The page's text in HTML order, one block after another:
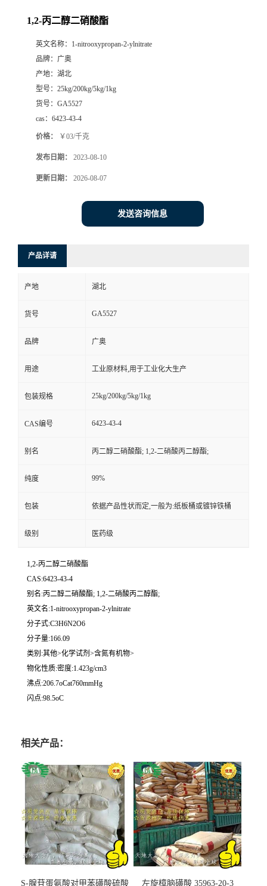
1,2-丙二醇二硝酸酯
英文名称： 1-nitrooxypropan-2-ylnitrate
品牌： 广奥
产地： 湖北
型号： 25kg/200kg/5kg/1kg
货号： GA5527
cas： 6423-43-4
价格： ￥03/千克
发布日期： 2023-08-10
更新日期： 2026-08-07
发送咨询信息
产品详请
产地 湖北
货号 GA5527
品牌 广奥
用途 工业原材料,用于工业化大生产
包装规格 25kg/200kg/5kg/1kg
CAS编号 6423-43-4
别名 丙二醇二硝酸酯; 1,2-二硝酸丙二醇酯;
纯度 99%
包装 依据产品性状而定,一般为:纸板桶或镀锌铁桶
级别 医药级
1,2-丙二醇二硝酸酯
CAS:6423-43-4
别名:丙二醇二硝酸酯; 1,2-二硝酸丙二醇酯;
英文名:1-nitrooxypropan-2-ylnitrate
分子式:C3H6N2O6
分子量:166.09
类别:其他>化学试剂>含氮有机物>
物化性质:密度:1.423g/cm3
沸点:206.7oCat760mmHg
闪点:98.5oC
相关产品：
S-腺苷蛋氨酸对甲苯磺酸硫酸 左旋樟脑磺酸 35963-20-3